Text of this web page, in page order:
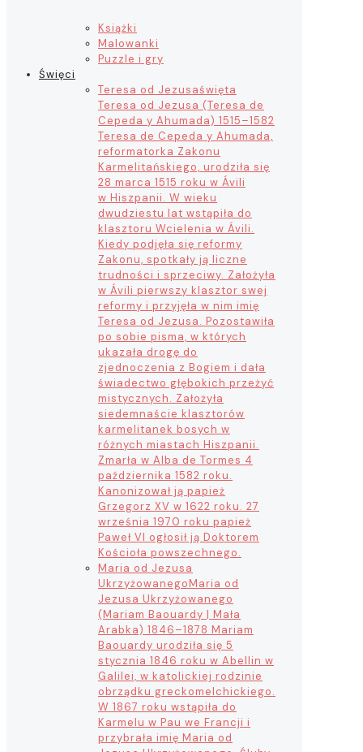
Książki
Malowanki
Puzzle i gry
Święci
Teresa od Jezusaświęta
Teresa od Jezusa (Teresa de
Cepeda y Ahumada) 1515–1582
Teresa de Cepeda y Ahumada,
reformatorka Zakonu
Karmelitańskiego, urodziła się
28 marca 1515 roku w Ávili
w Hiszpanii. W wieku
dwudziestu lat wstąpiła do
klasztoru Wcielenia w Ávili.
Kiedy podjęła się reformy
Zakonu, spotkały ją liczne
trudności i sprzeciwy. Założyła
w Ávili pierwszy klasztor swej
reformy i przyjęła w nim imię
Teresa od Jezusa. Pozostawiła
po sobie pisma, w których
ukazała drogę do
zjednoczenia z Bogiem i dała
świadectwo głębokich przeżyć
mistycznych. Założyła
siedemnaście klasztorów
karmelitanek bosych w
różnych miastach Hiszpanii.
Zmarła w Alba de Tormes 4
października 1582 roku.
Kanonizował ją papież
Grzegorz XV w 1622 roku. 27
września 1970 roku papież
Paweł VI ogłosił ją Doktorem
Kościoła powszechnego.
Maria od Jezusa
UkrzyżowanegoMaria od
Jezusa Ukrzyżowanego
(Mariam Baouardy | Mała
Arabka) 1846–1878 Mariam
Baouardy urodziła się 5
stycznia 1846 roku w Abellin w
Galilei, w katolickiej rodzinie
obrządku greckomelchickiego.
W 1867 roku wstąpiła do
Karmelu w Pau we Francji i
przybrała imię Maria od